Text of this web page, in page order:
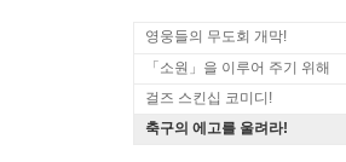
영웅들의 무도회 개막!
「소원」을 이루어 주기 위해
걸즈 스킨십 코미디!
축구의 에고를 울려라!